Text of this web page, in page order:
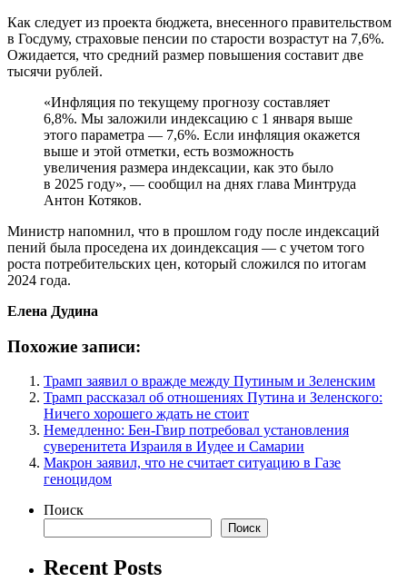
Как следует из проекта бюджета, внесенного правительством
в Госдуму, страховые пенсии по старости возрастут на 7,6%.
Ожидается, что средний размер повышения составит две
тысячи рублей.
«Инфляция по текущему прогнозу составляет
6,8%. Мы заложили индексацию с 1 января выше
этого параметра — 7,6%. Если инфляция окажется
выше и этой отметки, есть возможность
увеличения размера индексации, как это было
в 2025 году», — сообщил на днях глава Минтруда
Антон Котяков.
Министр напомнил, что в прошлом году после индексаций
пений была проседена их доиндексация — с учетом того
роста потребительских цен, который сложился по итогам
2024 года.
Елена Дудина
Похожие записи:
Трамп заявил о вражде между Путиным и Зеленским
Трамп рассказал об отношениях Путина и Зеленского:
Ничего хорошего ждать не стоит
Немедленно: Бен-Гвир потребовал установления
суверенитета Израиля в Иудее и Самарии
Макрон заявил, что не считает ситуацию в Газе
геноцидом
Поиск
Поиск
Recent Posts